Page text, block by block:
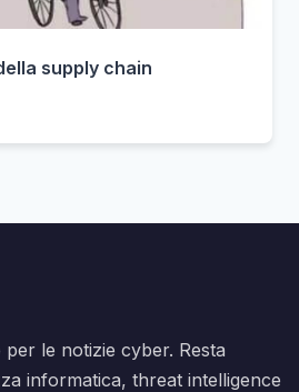
supply chain
le notizie cyber. Resta
informatica, threat intelligence